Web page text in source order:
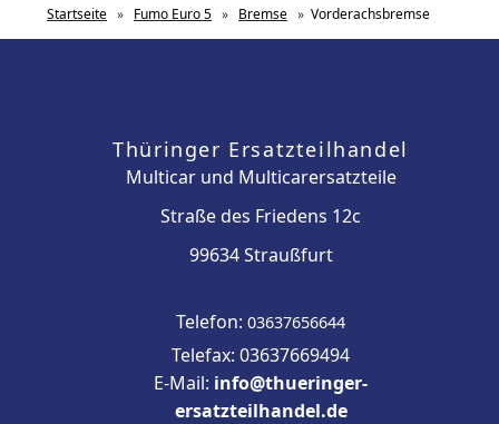
Startseite » Fumo Euro 5 » Bremse » Vorderachsbremse
Thüringer Ersatzteilhandel
Multicar und Multicarersatzteile
Straße des Friedens 12c
99634 Straußfurt
Telefon: 03637656644
Telefax: 03637669494
E-Mail: info@thueringer-
ersatzteilhandel.de